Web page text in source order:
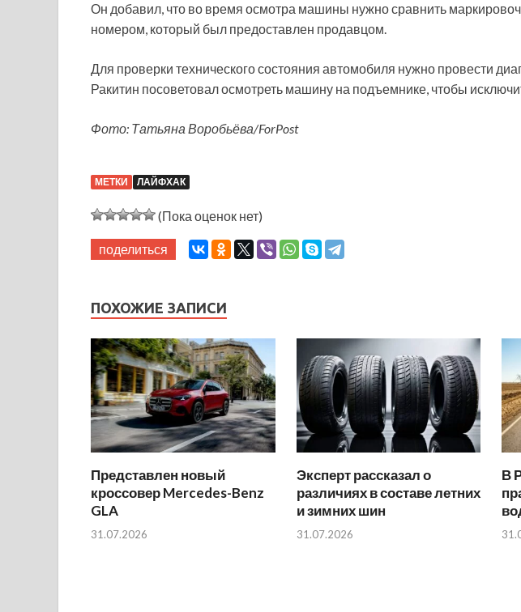
Он добавил, что во время осмотра машины нужно сравнить
номером, который был предоставлен продавцом.
Для проверки технического состояния автомобиля нужно провести
Ракитин посоветовал осмотреть машину на подъемнике, чтобы
Фото: Татьяна Воробьёва/ForPost
МЕТКИ ЛАЙФХАК
(Пока оценок нет)
поделиться
ПОХОЖИЕ ЗАПИСИ
Представлен новый
кроссовер Mercedes-Benz
GLA
31.07.2026
Эксперт рассказал о
различиях в составе летних
и зимних шин
31.07.2026
В